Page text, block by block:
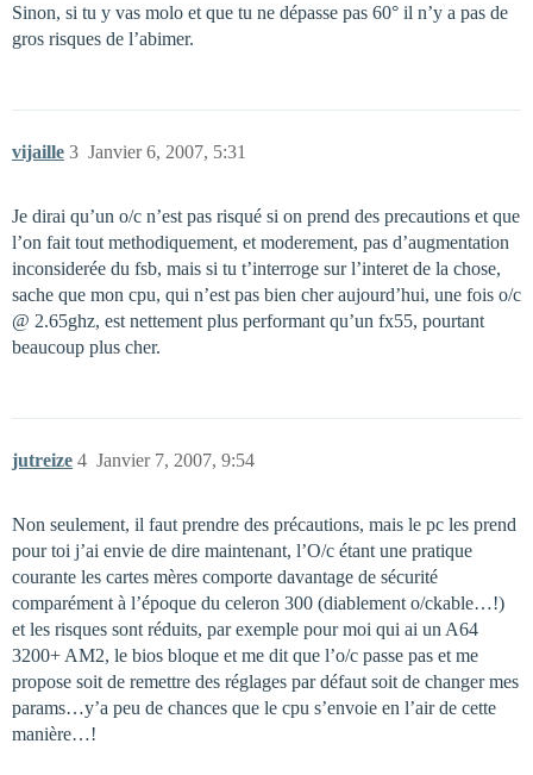
Sinon, si tu y vas molo et que tu ne dépasse pas 60° il n’y a pas de
gros risques de l’abimer.
vijaille Janvier 6, 2007, 5:31
3
Je dirai qu’un o/c n’est pas risqué si on prend des precautions et que
l’on fait tout methodiquement, et moderement, pas d’augmentation
inconsiderée du fsb, mais si tu t’interroge sur l’interet de la chose,
sache que mon cpu, qui n’est pas bien cher aujourd’hui, une fois o/c
@ 2.65ghz, est nettement plus performant qu’un fx55, pourtant
beaucoup plus cher.
jutreize Janvier 7, 2007, 9:54
4
Non seulement, il faut prendre des précautions, mais le pc les prend
pour toi j’ai envie de dire maintenant, l’O/c étant une pratique
courante les cartes mères comporte davantage de sécurité
comparément à l’époque du celeron 300 (diablement o/ckable…!)
et les risques sont réduits, par exemple pour moi qui ai un A64
3200+ AM2, le bios bloque et me dit que l’o/c passe pas et me
propose soit de remettre des réglages par défaut soit de changer mes
params…y’a peu de chances que le cpu s’envoie en l’air de cette
manière…!